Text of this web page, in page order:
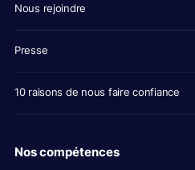
Nous rejoindre
Presse
10 raisons de nous faire confiance
Nos compétences